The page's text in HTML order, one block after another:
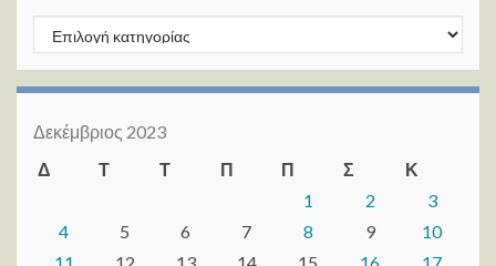
Kατηγορίες
Δεκέμβριος 2023
Δ
Τ Τ Π Π Σ
Κ
1
2
3
4
5 6 7 8 9
10